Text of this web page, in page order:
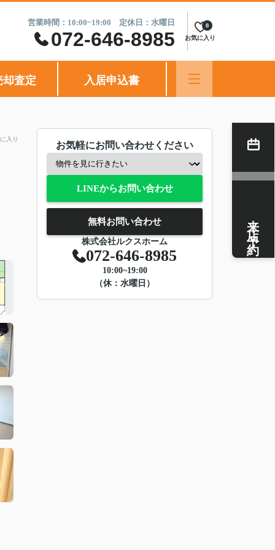
営業時間：10:00~19:00 定休日：水曜日
072-646-8985 お気に入り
0
却査定 入居申込書
入り
お気軽にお問い合わせください
LINEからお問い合わせ
無料お問い合わせ
株式会社ルクスホーム
072-646-8985
10:00~19:00
（休：水曜日）
来店予約